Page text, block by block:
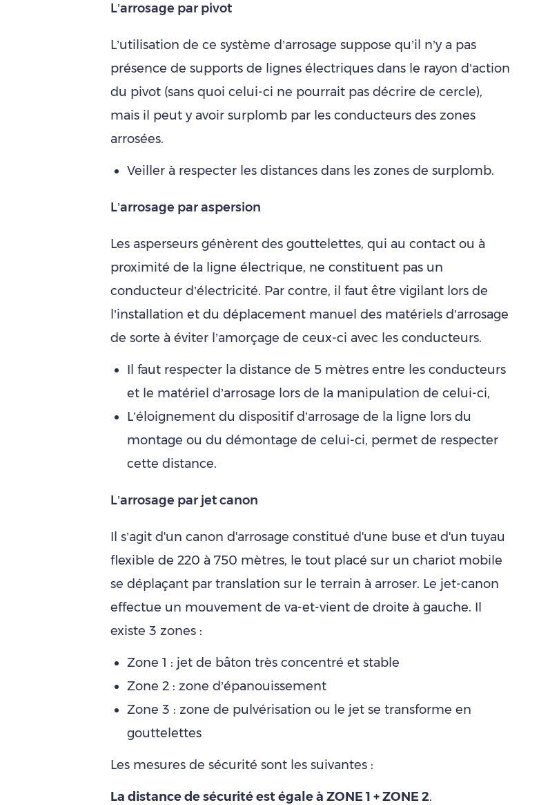
L’arrosage par pivot
L’utilisation de ce système d’arrosage suppose qu’il n’y a pas
présence de supports de lignes électriques dans le rayon d’action
du pivot (sans quoi celui-ci ne pourrait pas décrire de cercle),
mais il peut y avoir surplomb par les conducteurs des zones
arrosées.
Veiller à respecter les distances dans les zones de surplomb.
L’arrosage par aspersion
Les asperseurs génèrent des gouttelettes, qui au contact ou à
proximité de la ligne électrique, ne constituent pas un
conducteur d’électricité. Par contre, il faut être vigilant lors de
l’installation et du déplacement manuel des matériels d’arrosage
de sorte à éviter l’amorçage de ceux-ci avec les conducteurs.
Il faut respecter la distance de 5 mètres entre les conducteurs
et le matériel d’arrosage lors de la manipulation de celui-ci,
L’éloignement du dispositif d’arrosage de la ligne lors du
montage ou du démontage de celui-ci, permet de respecter
cette distance.
L’arrosage par jet canon
Il s’agit d'un canon d'arrosage constitué d'une buse et d'un tuyau
flexible de 220 à 750 mètres, le tout placé sur un chariot mobile
se déplaçant par translation sur le terrain à arroser. Le jet-canon
effectue un mouvement de va-et-vient de droite à gauche. Il
existe 3 zones :
Zone 1 : jet de bâton très concentré et stable
Zone 2 : zone d’épanouissement
Zone 3 : zone de pulvérisation ou le jet se transforme en
gouttelettes
Les mesures de sécurité sont les suivantes :
La distance de sécurité est égale à ZONE 1 + ZONE 2.